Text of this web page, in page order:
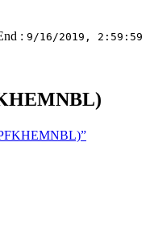
: 9/16/2019, 2:59:59